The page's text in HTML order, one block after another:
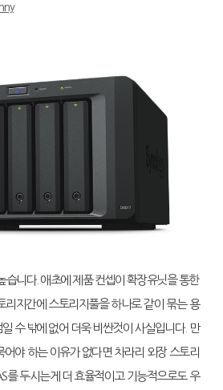
습니다. 애초에 제품 컨셉이 확장유닛을 통한
리지간에 스토리지풀을 하나로 같이 묶는 용
수 밖에 없어 더욱 비싼것이 사실입니다. 만
어야 하는 이유가 없다면 차라리 외장 스토리
를 두시는게 더 효율적이고 기능적으로도 우